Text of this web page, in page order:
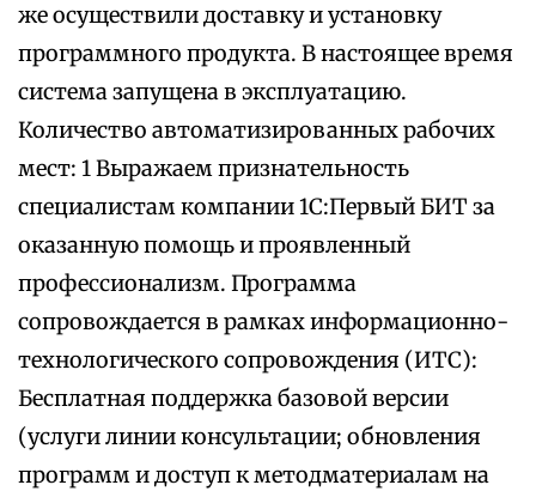
же осуществили доставку и установку
программного продукта. В настоящее время
система запущена в эксплуатацию.
Количество автоматизированных рабочих
мест: 1 Выражаем признательность
специалистам компании 1С:Первый БИТ за
оказанную помощь и проявленный
профессионализм. Программа
сопровождается в рамках информационно-
технологического сопровождения (ИТС):
Бесплатная поддержка базовой версии
(услуги линии консультации; обновления
программ и доступ к методматериалам на